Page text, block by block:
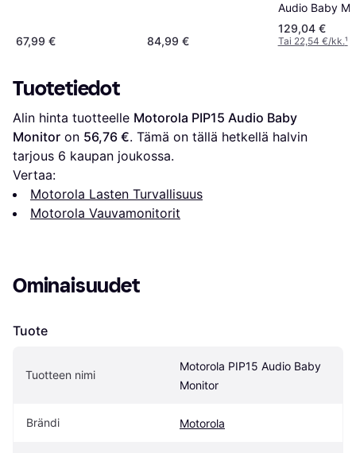
m
67,99 € 84,99 €
Audio Baby
Dect
129,04 €
Tai 22,54 €/kk.¹
Tuotetiedot
Alin hinta tuotteelle Motorola PIP15 Audio Baby
Monitor on 56,76 €. Tämä on tällä hetkellä halvin
tarjous 6 kaupan joukossa.
Vertaa:
Motorola Lasten Turvallisuus
Motorola Vauvamonitorit
Ominaisuudet
Tuote
Tuotteen nimi
Motorola PIP15 Audio Baby
Monitor
Brändi Motorola